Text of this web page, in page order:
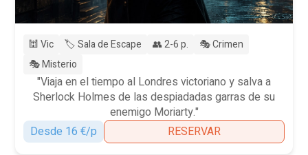
🕍 Vic 🏷️ Sala de Escape 👥 2-6 p.
🎭 Crimen
🎭 Misterio
"Viaja en el tiempo al Londres victoriano y salva a
Sherlock Holmes de las despiadadas garras de su
enemigo Moriarty."
Desde 16 €/p
RESERVAR